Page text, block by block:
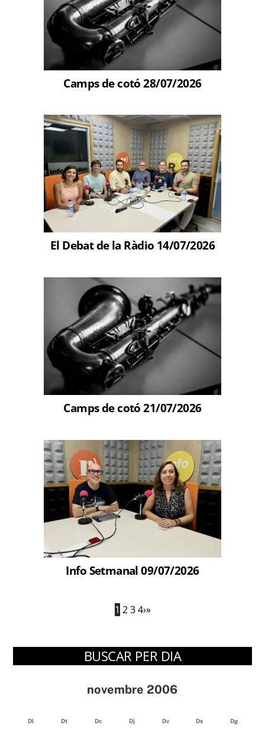
Camps de cotó 28/07/2026
El Debat de la Ràdio 14/07/2026
Camps de cotó 21/07/2026
Info Setmanal 09/07/2026
1 2 3 4›»
BUSCAR PER DIA
novembre 2006
Dl Dt Dc Dj Dv Ds Dg